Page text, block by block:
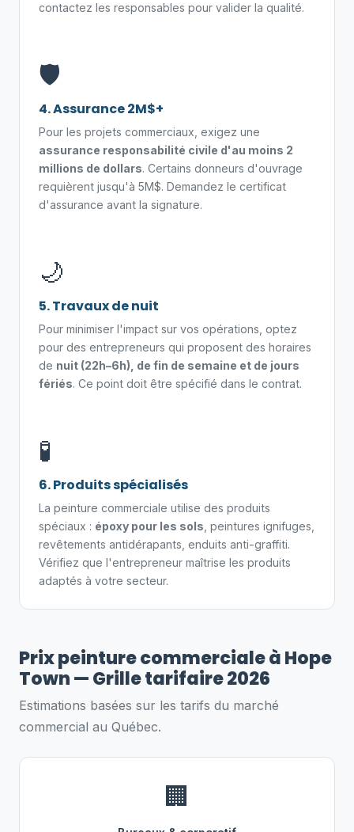
contactez les responsables pour valider la qualité.
🛡️
4. Assurance 2M$+
Pour les projets commerciaux, exigez une
assurance responsabilité civile d'au moins 2
millions de dollars. Certains donneurs d'ouvrage
requièrent jusqu'à 5M$. Demandez le certificat
d'assurance avant la signature.
🌙
5. Travaux de nuit
Pour minimiser l'impact sur vos opérations, optez
pour des entrepreneurs qui proposent des horaires
de nuit (22h–6h), de fin de semaine et de jours
fériés. Ce point doit être spécifié dans le contrat.
🧪
6. Produits spécialisés
La peinture commerciale utilise des produits
spéciaux : époxy pour les sols , peintures ignifuges,
revêtements antidérapants, enduits anti-graffiti.
Vérifiez que l'entrepreneur maîtrise les produits
adaptés à votre secteur.
Prix peinture commerciale à Hope
Town — Grille tarifaire 2026
Estimations basées sur les tarifs du marché
commercial au Québec.
🏢